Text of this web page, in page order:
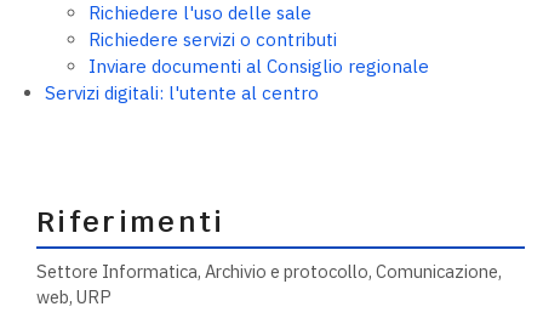
Richiedere l'uso delle sale
Richiedere servizi o contributi
Inviare documenti al Consiglio regionale
Servizi digitali: l'utente al centro
Riferimenti
Settore Informatica, Archivio e protocollo, Comunicazione,
web, URP